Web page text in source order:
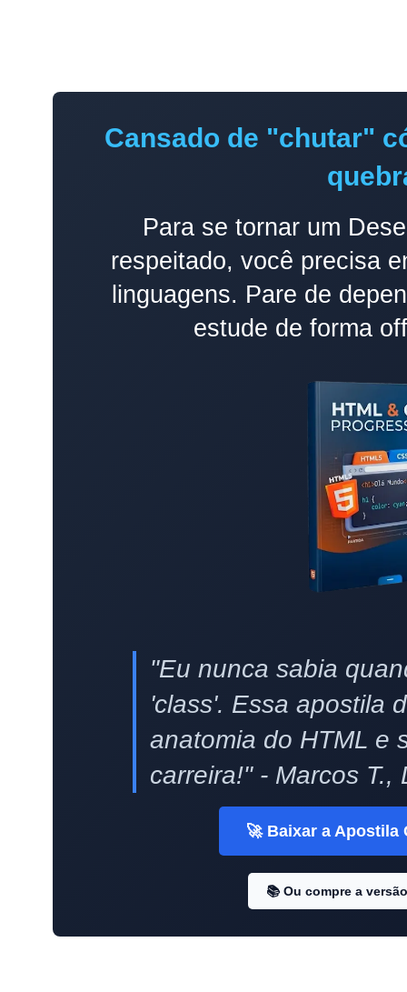
Cansado de "chutar"
Para se tornar um
respeitado, você precisa
linguagens. Pare de
estude de forma
"Eu nunca sabia
'class'. Essa apostila
anatomia do HTML e
carreira!" - Marcos T.,
🚀 Baixar a Apostila
📚 Ou compre a